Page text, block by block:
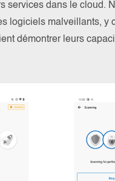
services dans le cloud.
logiciels malveillants, y
démontrer leurs